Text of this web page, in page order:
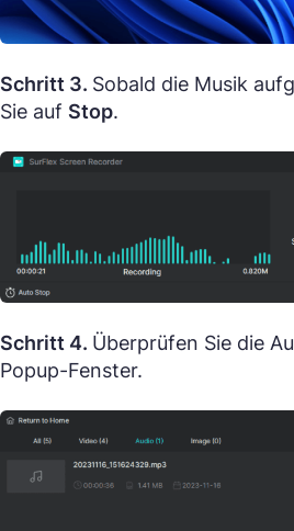
Schritt 3. Sobald die Musik
Sie auf Stop.
Schritt 4. Überprüfen Sie die
Popup-Fenster.